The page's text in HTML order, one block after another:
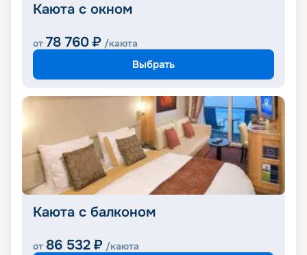
Каюта с окном
от 78 760 ₽ /каюта
Выбрать
Каюта с балконом
от 86 532 ₽ /каюта